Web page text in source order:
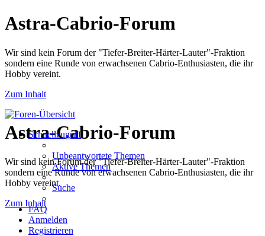
Astra-Cabrio-Forum
Wir sind kein Forum der "Tiefer-Breiter-Härter-Lauter"-Fraktion
sondern eine Runde von erwachsenen Cabrio-Enthusiasten, die ihr
Hobby vereint.
Zum Inhalt
Astra-Cabrio-Forum
Wir sind kein Forum der "Tiefer-Breiter-Härter-Lauter"-Fraktion
sondern eine Runde von erwachsenen Cabrio-Enthusiasten, die ihr
Hobby vereint.
Zum Inhalt
Schnellzugriff
Unbeantwortete Themen
Aktive Themen
Suche
FAQ
Anmelden
Registrieren